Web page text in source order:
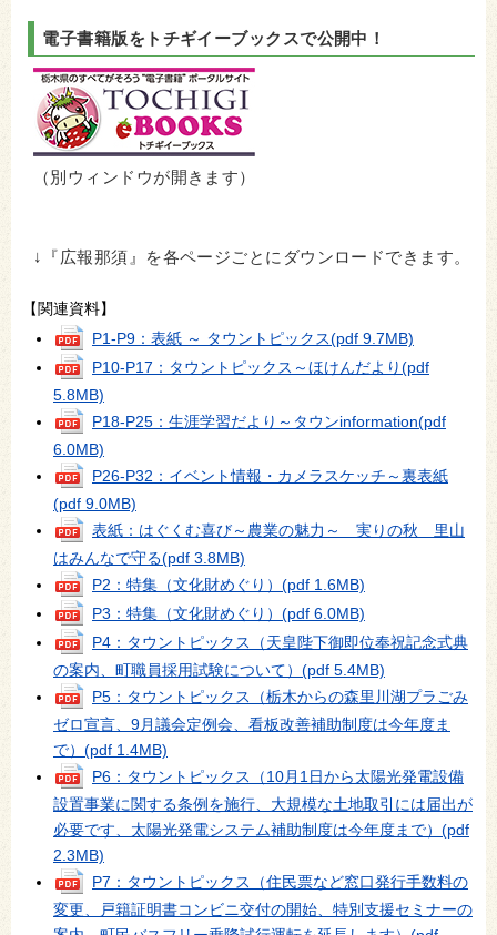
電子書籍版をトチギイーブックスで公開中！
（別ウィンドウが開きます）
↓『広報那須』を各ページごとにダウンロードできます。
【関連資料】
P1-P9：表紙 ～ タウントピックス(pdf 9.7MB)
P10-P17：タウントピックス～ほけんだより(pdf
5.8MB)
P18-P25：生涯学習だより～タウンinformation(pdf
6.0MB)
P26-P32：イベント情報・カメラスケッチ～裏表紙
(pdf 9.0MB)
表紙：はぐくむ喜び～農業の魅力～ 実りの秋 里山
はみんなで守る(pdf 3.8MB)
P2：特集（文化財めぐり） (pdf 1.6MB)
P3：特集（文化財めぐり） (pdf 6.0MB)
P4：タウントピックス（天皇陛下御即位奉祝記念式典
の案内、町職員採用試験について） (pdf 5.4MB)
P5：タウントピックス（栃木からの森里川湖プラごみ
ゼロ宣言、9月議会定例会、看板改善補助制度は今年度ま
で） (pdf 1.4MB)
P6：タウントピックス（10月1日から太陽光発電設備
設置事業に関する条例を施行、大規模な土地取引には届出が
必要です、太陽光発電システム補助制度は今年度まで） (pdf
2.3MB)
P7：タウントピックス（住民票など窓口発行手数料の
変更、戸籍証明書コンビニ交付の開始、特別支援セミナーの